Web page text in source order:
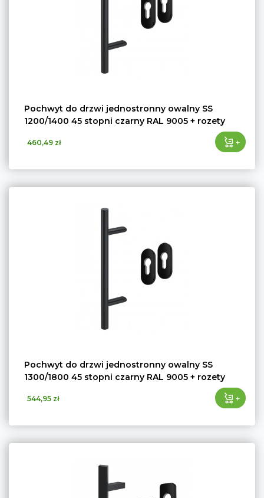
Pochwyt do drzwi jednostronny owalny SS
1200/1400 45 stopni czarny RAL 9005 + rozety
460,49 zł +
Pochwyt do drzwi jednostronny owalny SS
1300/1800 45 stopni czarny RAL 9005 + rozety
544,95 zł +